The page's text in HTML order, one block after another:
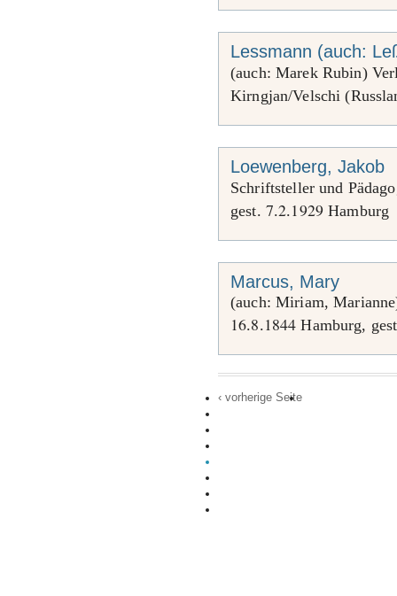
Lessmann (auch:
(auch: Marek Rubin)
Kirngjan/Velschi
Loewenberg, Jakob
Schriftsteller und
gest. 7.2.1929 Hamburg
Marcus, Mary
(auch: Miriam,
16.8.1844 Hamburg,
‹ vorherige Seite